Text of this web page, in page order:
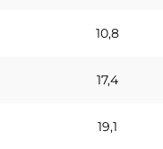
10,8
17,4
19,1